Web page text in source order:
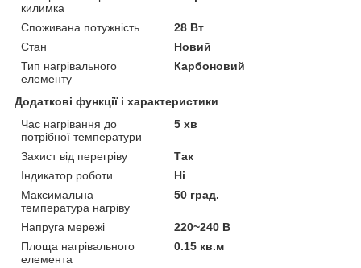
килимка
Споживана потужність
28 Вт
Стан
Новий
Тип нагрівального
елементу
Карбоновий
Додаткові функції і характеристики
Час нагрівання до
потрібної температури
5 хв
Захист від перегріву
Так
Індикатор роботи
Ні
Максимальна
температура нагріву
50 град.
Напруга мережі
220~240 В
Площа нагрівального
елемента
0.15 кв.м